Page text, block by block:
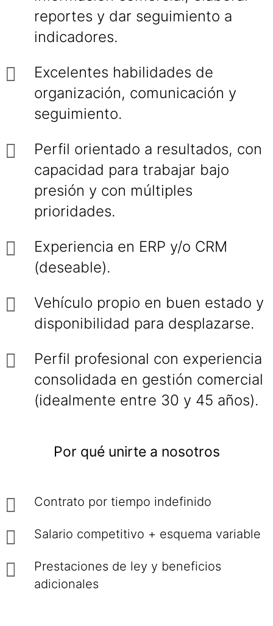
reportes y dar seguimiento a
indicadores.
Excelentes habilidades de
organización, comunicación y
seguimiento.
Perfil orientado a resultados, con
capacidad para trabajar bajo
presión y con múltiples
prioridades.
Experiencia en ERP y/o CRM
(deseable).
Vehículo propio en buen estado y
disponibilidad para desplazarse.
Perfil profesional con experiencia
consolidada en gestión comercial
(idealmente entre 30 y 45 años).
Por qué unirte a nosotros
Contrato por tiempo indefinido
Salario competitivo + esquema variable
Prestaciones de ley y beneficios
adicionales